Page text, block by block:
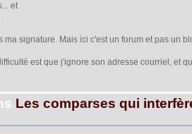
et
ma signature. Mais ici c'est un forum et pas
est que j'ignore son adresse courriel,
Les comparses qui